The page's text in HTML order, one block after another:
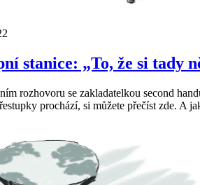
stanice: „To, že si tady
rozhovoru se zakladatelkou second
prochází, si můžete přečíst zde. A